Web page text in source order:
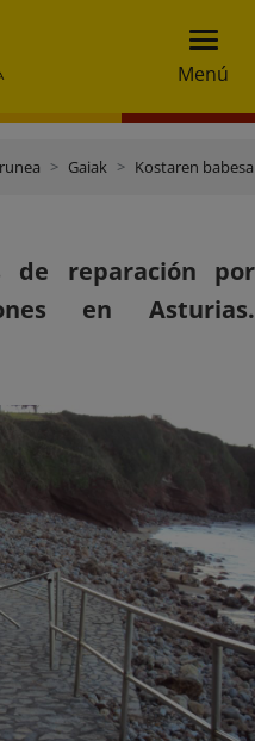
Menú
Gaiak Kostaren babesa
de reparación por
en Asturias.